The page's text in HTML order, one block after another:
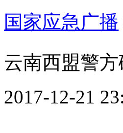
国家应急广播
云南西盟警
2017-12-21